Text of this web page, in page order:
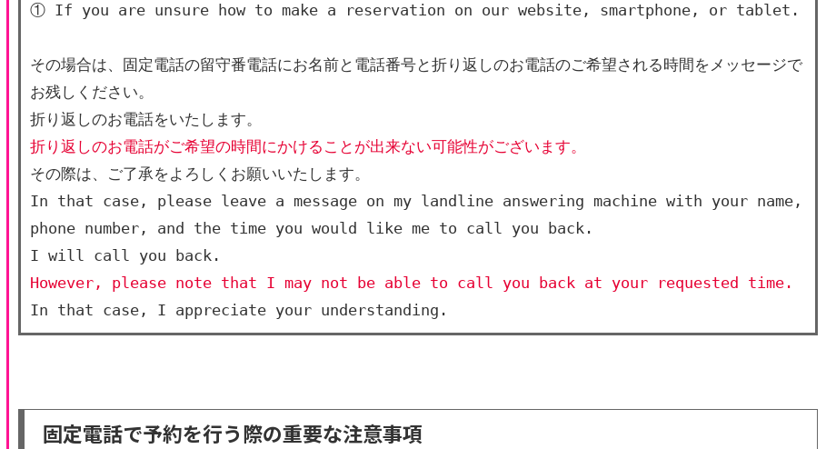
① If you are unsure how to make a reservation on our website, smartphone, or tablet.
その場合は、固定電話の留守番電話にお名前と電話番号と折り返しのお電話のご希望される時間をメッセージで
お残しください。
折り返しのお電話をいたします。
折り返しのお電話がご希望の時間にかけることが出来ない可能性がございます。
その際は、ご了承をよろしくお願いいたします。
In that case, please leave a message on my landline answering machine with your name,
phone number, and the time you would like me to call you back.
I will call you back.
However, please note that I may not be able to call you back at your requested time.
In that case, I appreciate your understanding.
固定電話で予約を行う際の重要な注意事項